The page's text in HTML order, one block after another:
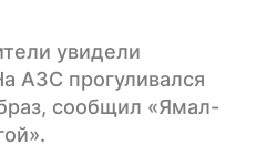
увидели
АЗС прогуливался
сообщил «Ямал-